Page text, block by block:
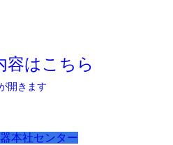
容はこちら
開きます
本社センター